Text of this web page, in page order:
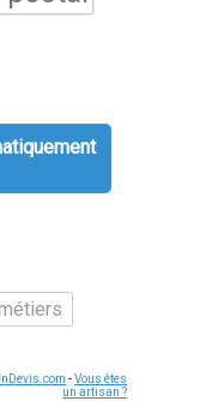
-Vous êtes
un artisan ?